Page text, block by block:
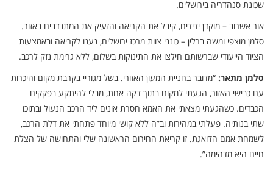
שכונת סנהדריה בירושלים.
אור אשרוב – מוקדן ידידים, קיבל את הקריאה והזעיק את המתנדבים באזור.
סלמן מוצפי ומשה ברלין – כונני צוות מרכז ירושלים, נענו לקריאה ובאמצעות
הציוד הייעודי שברשותם חילצו את התינוקות בשלום, ללא גרימת נזק לרכב.
סלמן מתאר: “מדובר בחניית המעון האזורי. בשל מגוריי בקרבת מקום והיכרות
עם כבישי האזור, הגעתי למקום בתוך דקה אחת, מבלי להיתקע בפקקים
הכבדים. כשהגעתי מצאתי את האמא חסרת אונים ליד הרכב הנעול ובתוכו
שתי בנותיה. פעלתי במהירות וב”ה ללא קושי מיוחד פתחתי את דלת הרכב,
לשמחת אמם הדואגת. זו קריאת החירום הראשונה שלי והתחושה של הצלת
חיים היא מדהימה”.